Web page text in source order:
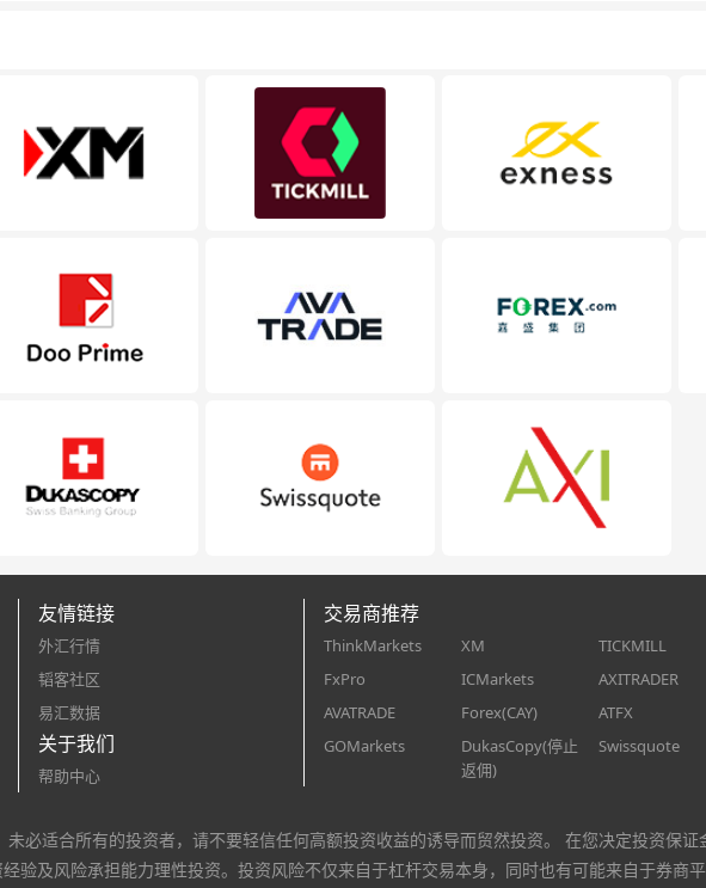
友情链接
外汇行情
韬客社区
易汇数据
关于我们
帮助中心
交易商推荐
ThinkMarkets XM
TICKMILL
FxPro
ICMarkets
AXITRADER
AVATRADE
Forex(CAY)
ATFX
GOMarkets
DukasCopy(停止
返佣)
Swissquote
必适合所有的投资者，请不要轻信任何高额投资收益的诱导而贸然投资。 在您决定投资保
验及风险承担能力理性投资。投资风险不仅来自于杠杆交易本身，同时也有可能来自于券商